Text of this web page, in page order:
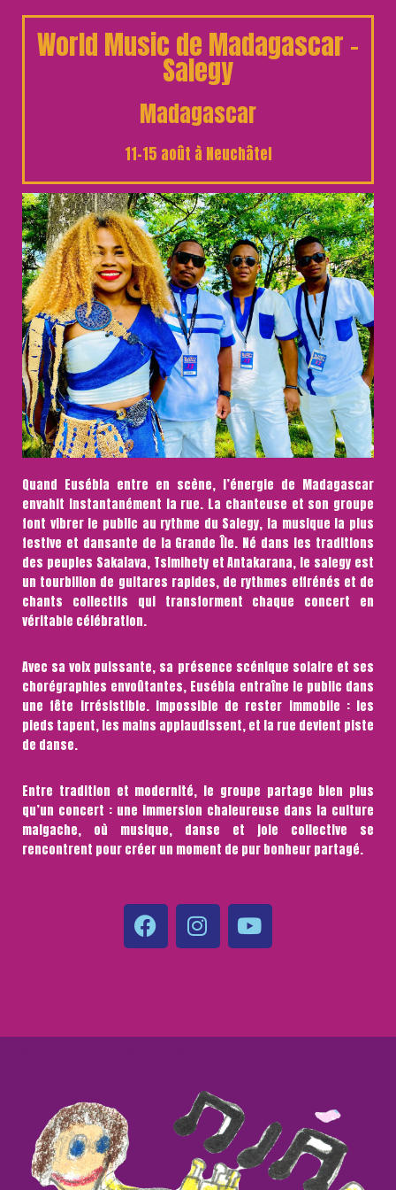
World Music de Madagascar –
Salegy
Madagascar
11-15 août à Neuchâtel
Quand Eusébia entre en scène, l’énergie de Madagascar
envahit instantanément la rue. La chanteuse et son groupe
font vibrer le public au rythme du Salegy, la musique la plus
festive et dansante de la Grande Île. Né dans les traditions
des peuples Sakalava, Tsimihety et Antakarana, le salegy est
un tourbillon de guitares rapides, de rythmes effrénés et de
chants collectifs qui transforment chaque concert en
véritable célébration.
Avec sa voix puissante, sa présence scénique solaire et ses
chorégraphies envoûtantes, Eusébia entraîne le public dans
une fête irrésistible. Impossible de rester immobile : les
pieds tapent, les mains applaudissent, et la rue devient piste
de danse.
Entre tradition et modernité, le groupe partage bien plus
qu’un concert : une immersion chaleureuse dans la culture
malgache, où musique, danse et joie collective se
rencontrent pour créer un moment de pur bonheur partagé.